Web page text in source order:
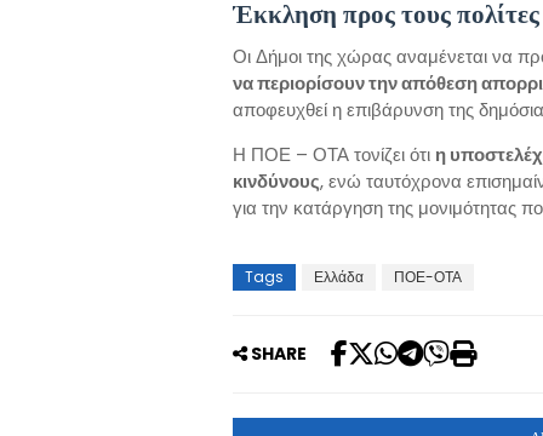
Έκκληση προς τους πολίτες
Οι Δήμοι της χώρας αναμένεται να
να περιορίσουν την απόθεση
αποφευχθεί η επιβάρυνση της
Η ΠΟΕ – ΟΤΑ τονίζει ότι η
κινδύνους, ενώ ταυτόχρονα
για την κατάργηση της μονιμότητας
Tags Ελλάδα ΠΟΕ-ΟΤΑ
SHARE